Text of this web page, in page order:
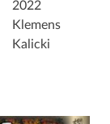
2022
Klemens
Kalicki